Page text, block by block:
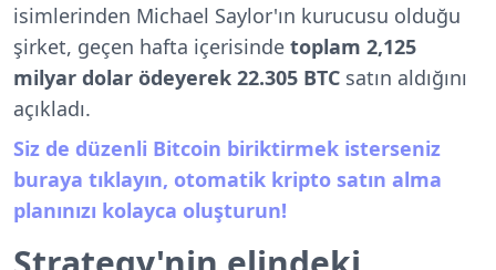
isimlerinden Michael Saylor'ın kurucusu olduğu
şirket, geçen hafta içerisinde toplam 2,125
milyar dolar ödeyerek 22.305 BTC satın aldığını
açıkladı.
Siz de düzenli Bitcoin biriktirmek isterseniz
buraya tıklayın, otomatik kripto satın alma
planınızı kolayca oluşturun!